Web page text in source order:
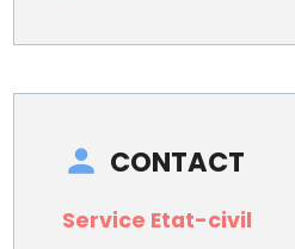
CONTACT
Service Etat-civil